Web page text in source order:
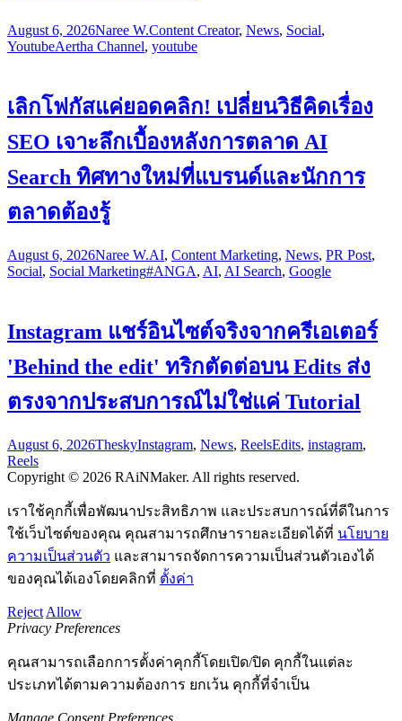
August 6, 2026Naree W.Content Creator, News, Social,
YoutubeAertha Channel, youtube
เลิกโฟกัสแค่ยอดคลิก! เปลี่ยนวิธีคิดเรื่อง
SEO เจาะลึกเบื้องหลังการตลาด AI
Search ทิศทางใหม่ที่แบรนด์และนักการ
ตลาดต้องรู้
August 6, 2026Naree W.AI, Content Marketing, News, PR Post,
Social, Social Marketing#ANGA, AI, AI Search, Google
Instagram แชร์อินไซต์จริงจากครีเอเตอร์
'Behind the edit' ทริกตัดต่อบน Edits ส่ง
ตรงจากประสบการณ์ไม่ใช่แค่ Tutorial
August 6, 2026TheskyInstagram, News, ReelsEdits, instagram,
Reels
Copyright © 2026 RAiNMaker. All rights reserved.
เราใช้คุกกี้เพื่อพัฒนาประสิทธิภาพ และประสบการณ์ที่ดีในการ
ใช้เว็บไซต์ของคุณ คุณสามารถศึกษารายละเอียดได้ที่ นโยบาย
ความเป็นส่วนตัว และสามารถจัดการความเป็นส่วนตัวเองได้
ของคุณได้เองโดยคลิกที่ ตั้งค่า
Reject Allow
Privacy Preferences
คุณสามารถเลือกการตั้งค่าคุกกี้โดยเปิด/ปิด คุกกี้ในแต่ละ
ประเภทได้ตามความต้องการ ยกเว้น คุกกี้ที่จำเป็น
Manage Consent Preferences